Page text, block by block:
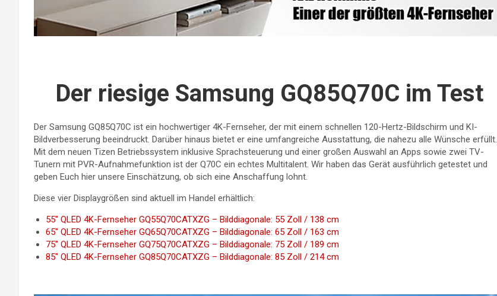
Der riesige Samsung GQ85Q70C im Test
Der Samsung GQ85Q70C ist ein hochwertiger 4K-Fernseher, der mit einem schnellen 120-Hertz-Bildschirm und KI-
Bildverbesserung beeindruckt. Darüber hinaus bietet er eine umfangreiche Ausstattung, die nahezu alle Wünsche erfüllt.
Mit dem neuen Tizen Betriebssystem inklusive Sprachsteuerung und einer großen Auswahl an Apps sowie zwei TV-
Tunern mit PVR-Aufnahmefunktion ist der Q70C ein echtes Multitalent. Wir haben das Gerät ausführlich getestet und
geben Euch hier unsere Einschätzung, ob sich eine Anschaffung lohnt.
Diese vier Displaygrößen sind aktuell im Handel erhältlich:
55″ QLED 4K-Fernseher GQ55Q70CATXZG – Bilddiagonale: 55 Zoll / 138 cm
65″ QLED 4K-Fernseher GQ65Q70CATXZG – Bilddiagonale: 65 Zoll / 163 cm
75″ QLED 4K-Fernseher GQ75Q70CATXZG – Bilddiagonale: 75 Zoll / 189 cm
85″ QLED 4K-Fernseher GQ85Q70CATXZG – Bilddiagonale: 85 Zoll / 214 cm